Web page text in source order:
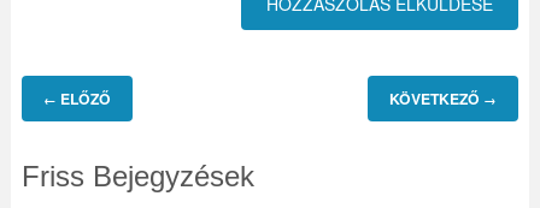
← ELŐZŐ KÖVETKEZŐ →
Friss Bejegyzések